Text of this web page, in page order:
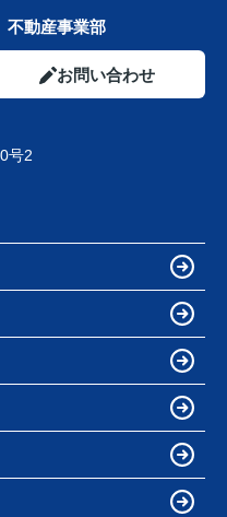
動産事業部
お問い合わせ
号2